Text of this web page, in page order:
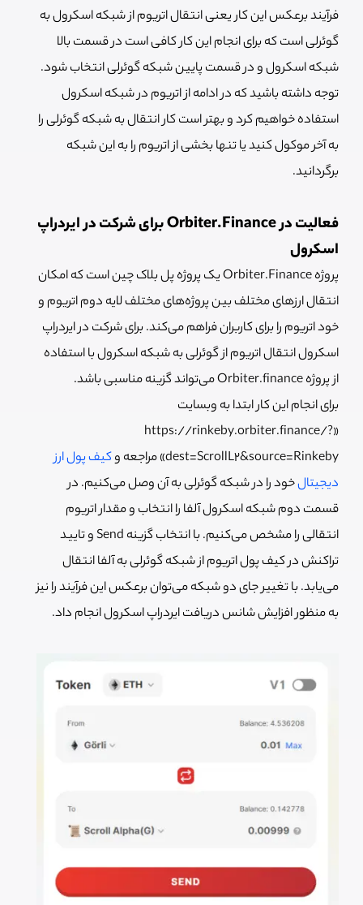
فرآیند برعکس این کار یعنی انتقال اتریوم از شبکه اسکرول به
گوئرلی است که برای انجام این کار کافی است در قسمت بالا
شبکه اسکرول و در قسمت پایین شبکه گوئرلی انتخاب شود.
توجه داشته باشید که در ادامه از اتریوم در شبکه اسکرول
استفاده خواهیم کرد و بهتر است کار انتقال به شبکه گوئرلی را
به آخر موکول کنید یا تنها بخشی از اتریوم را به این شبکه
برگردانید.
فعالیت در Orbiter.Finance برای شرکت در ایردراپ
اسکرول
پروژه Orbiter.Finance یک پروژه پل بلاک چین است که امکان
انتقال ارزهای مختلف بین پروژه‌های مختلف لایه دوم اتریوم و
خود اتریوم را برای کاربران فراهم می‌کند. برای شرکت در ایردراپ
اسکرول انتقال اتریوم از گوئرلی به شبکه اسکرول با استفاده
از پروژه Orbiter.finance می‌تواند گزینه مناسبی باشد.
برای انجام این کار ابتدا به وبسایت
«https://rinkeby.orbiter.finance/?
dest=ScrollL2&source=Rinkeby» مراجعه و
کیف پول ارز
دیجیتالخود را در شبکه گوئرلی به آن وصل می‌کنیم. در
قسمت دوم شبکه اسکرول آلفا را انتخاب و مقدار اتریوم
انتقالی را مشخص می‌کنیم. با انتخاب گزینه Send و تایید
تراکنش در کیف پول اتریوم از شبکه گوئرلی به آلفا انتقال
می‌یابد. با تغییر جای دو شبکه می‌توان برعکس این فرآیند را نیز
به منظور افزایش شانس دریافت ایردراپ اسکرول انجام داد.